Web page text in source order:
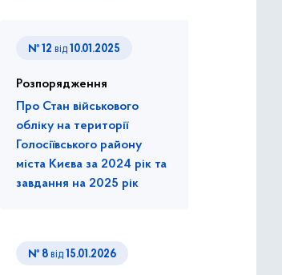
№ 12 від 10.01.2025
Розпорядження
Про Стан військового
обліку на території
Голосіївського району
міста Києва за 2024 рік та
завдання на 2025 рік
№ 8 від 15.01.2026